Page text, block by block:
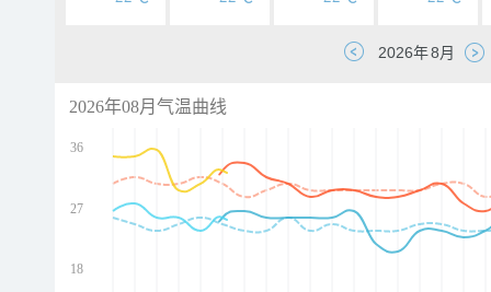
2026年08月气温曲线
36
27
18